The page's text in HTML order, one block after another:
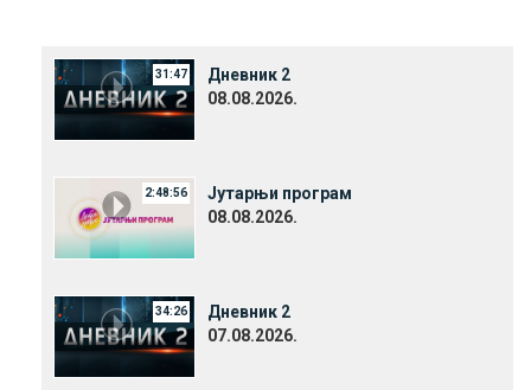
31:47
Дневник 2
08.08.2026.
2:48:56
Јутарњи програм
08.08.2026.
34:26
Дневник 2
07.08.2026.